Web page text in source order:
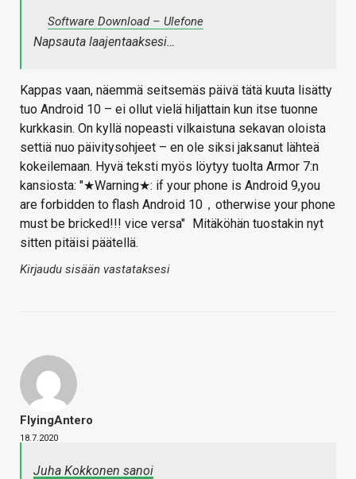
Software Download – Ulefone
Napsauta laajentaaksesi…
Kappas vaan, näemmä seitsemäs päivä tätä kuuta lisätty
tuo Android 10 – ei ollut vielä hiljattain kun itse tuonne
kurkkasin. On kyllä nopeasti vilkaistuna sekavan oloista
settiä nuo päivitysohjeet – en ole siksi jaksanut lähteä
kokeilemaan. Hyvä teksti myös löytyy tuolta Armor 7:n
kansiosta: "★Warning★: if your phone is Android 9,you
are forbidden to flash Android 10，otherwise your phone
must be bricked!!! vice versa" Mitäköhän tuostakin nyt
sitten pitäisi päätellä.
Kirjaudu sisään vastataksesi
FlyingAntero
18.7.2020
Juha Kokkonen sanoi